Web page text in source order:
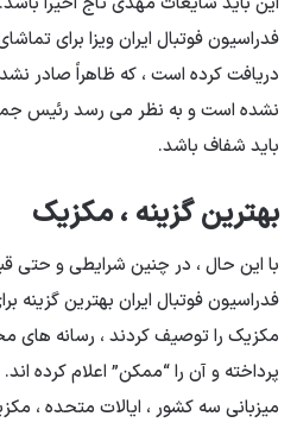
فدراسیون فوتبال ایران ویزا برای
دریافت کرده است ، که ظاهراً صادر
نشده است و به نظر می رسد رئیس
باید شفاف باشد.
بهترین گزینه ، مکزیک
با این حال ، در چنین شرایطی و حتی
فدراسیون فوتبال ایران بهترین گزینه
مکزیک را توصیف کردند ، رسانه های
پرداخته و آن را “ممکن” اعلام کرده
میزبانی سه کشور ، ایالات متحده ،